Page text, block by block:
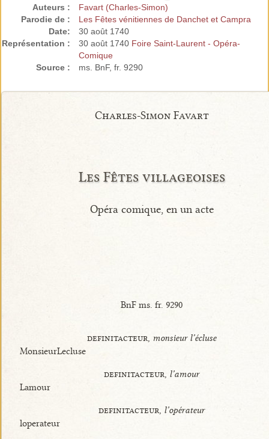
Auteurs :
Favart (Charles-Simon)
Parodie de :
Les Fêtes vénitiennes de Danchet et Campra
Date:
30 août 1740
Représentation :
30 août 1740 Foire Saint-Laurent - Opéra-
Comique
Source :
ms. BnF, fr. 9290
Charles-Simon Favart
Les Fêtes villageoises
Opéra comique, en un acte
BnF ms. fr. 9290
definitacteur, monsieur l’écluse
MonsieurLecluse
definitacteur, l’amour
Lamour
definitacteur, l’opérateur
loperateur